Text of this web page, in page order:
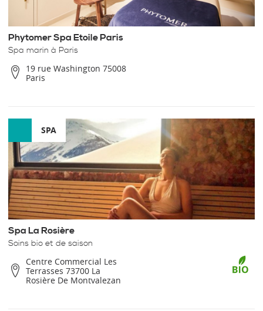
Phytomer Spa Etoile Paris
Spa marin à Paris
19 rue Washington 75008
Paris
SPA
Spa La Rosière
Soins bio et de saison
Centre Commercial Les
Terrasses 73700 La
Rosière De Montvalezan